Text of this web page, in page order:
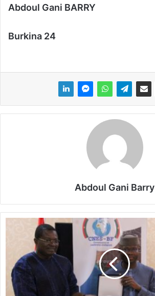
Abdoul Gani BARRY
Burkina 24
Abdoul Gani Barry